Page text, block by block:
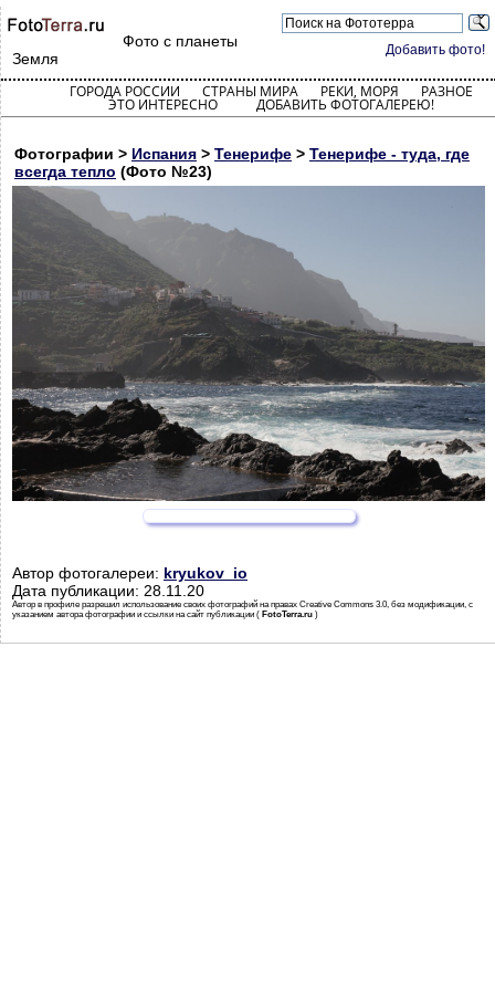
Добавить фото!
Фото с планеты
Земля
ГОРОДА РОССИИ СТРАНЫ МИРА РЕКИ, МОРЯ РАЗНОЕ
ЭТО ИНТЕРЕСНО ДОБАВИТЬ ФОТОГАЛЕРЕЮ!
Фотографии > Испания > Тенерифе > Тенерифе - туда, где
всегда тепло (Фото №23)
Автор фотогалереи: kryukov_io
Дата публикации: 28.11.20
Автор в профиле разрешил использование своих фотографий на правах Creative Commons 3.0, без модификации, с
указанием автора фотографии и ссылки на сайт публикации ( FotoTerra.ru )